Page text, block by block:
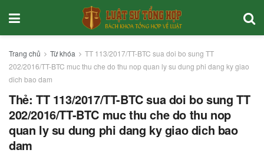
Trang chủ Từ khóa
TT 113/2017/TT-BTC sua doi bo sung TT
202/2016/TT-BTC muc thu che do thu nop quan ly su dung phi dang ky giao
dich bao dam
Thẻ: TT 113/2017/TT-BTC sua doi bo sung TT
202/2016/TT-BTC muc thu che do thu nop
quan ly su dung phi dang ky giao dich bao
dam